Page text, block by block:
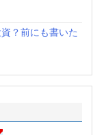
？前にも書いた